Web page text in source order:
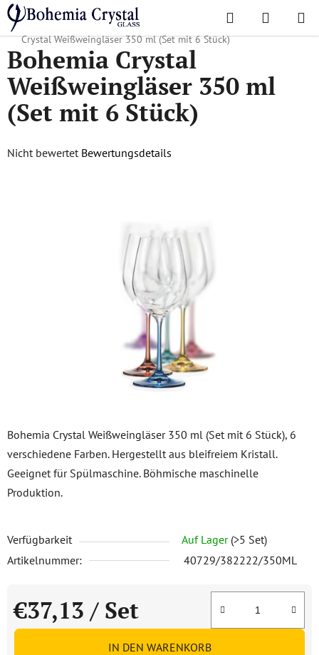
Zum
Inhalt
springen
Suchen
Startseite
/ Lieblingskollektionen / Rainbow, Crazy, Islands
Bohemia
Crystal Weißweingläser 350 ml (Set mit 6 Stück)
Bohemia Crystal Weißweingläser 350 ml (Set mit 6 Stück), 6
verschiedene Farben. Hergestellt aus bleifreiem Kristall.
Geeignet für Spülmaschine. Böhmische maschinelle
Produktion.
Verfügbarkeit Auf Lager (>5 Set)
Artikelnummer:
40729/382222/350ML
€37,13 / Set
Verkaufspreis:
IN DEN WARENKORB
Bohemia Crystal
Weißweingläser 350 ml
(Set mit 6 Stück)
Die
Nicht bewertet Bewertungsdetails